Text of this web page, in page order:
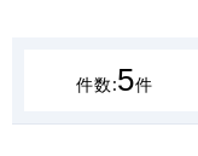
件数:5件